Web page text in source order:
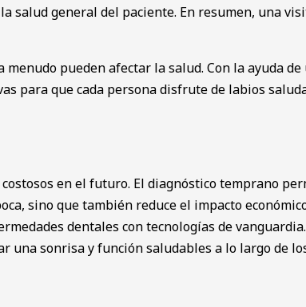
salud general del paciente. En resumen, una
pueden afectar la salud. Con la ayuda
para que cada persona disfrute de labios
en el futuro. El diagnóstico temprano
sino que también reduce el impacto
dentales con tecnologías de
sonrisa y función saludables a lo largo de